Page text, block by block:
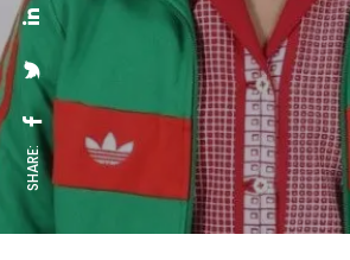
SHARE: